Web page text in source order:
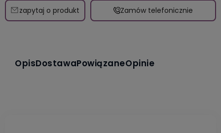
zapytaj o produkt Zamów telefonicznie
OpisDostawaPowiązaneOpinie